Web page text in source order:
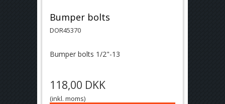
Bumper bolts
DOR45370
Bumper bolts 1/2"-13
118,00 DKK
(inkl. moms)